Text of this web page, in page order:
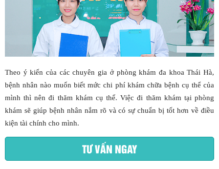
Theo ý kiến của các chuyên gia ở phòng khám đa khoa Thái Hà,
bệnh nhân nào muốn biết mức chi phí khám chữa bệnh cụ thể của
mình thì nên đi thăm khám cụ thể. Việc đi thăm khám tại phòng
khám sẽ giúp bệnh nhân nắm rõ và có sự chuẩn bị tốt hơn về điều
kiện tài chính cho mình.
TƯ VẤN NGAY